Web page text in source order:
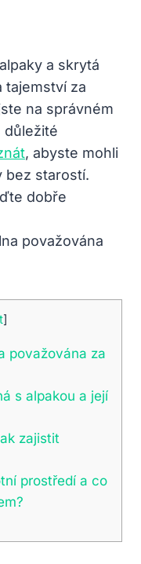
a skrytá
tajemství za
na správném
důležité
, abyste mohli
bez starostí.
dobře
]
považována za
s alpakou a její
zajistit
prostředí a co